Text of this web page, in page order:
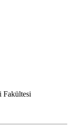
Fakültesi